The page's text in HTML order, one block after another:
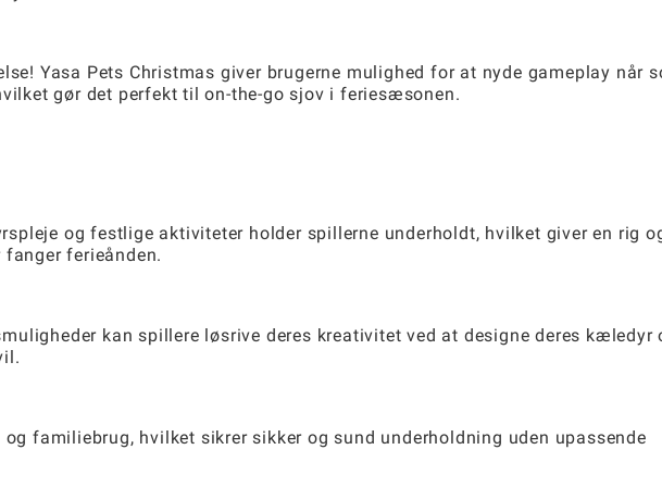
Yasa Pets Christmas giver brugerne mulighed for at nyde gameplay når
gør det perfekt til on-the-go sjov i feriesæsonen.
og festlige aktiviteter holder spillerne underholdt, hvilket giver en rig
fanger ferieånden.
kan spillere løsrive deres kreativitet ved at designe deres kæledyr
og familiebrug, hvilket sikrer sikker og sund underholdning uden upassende